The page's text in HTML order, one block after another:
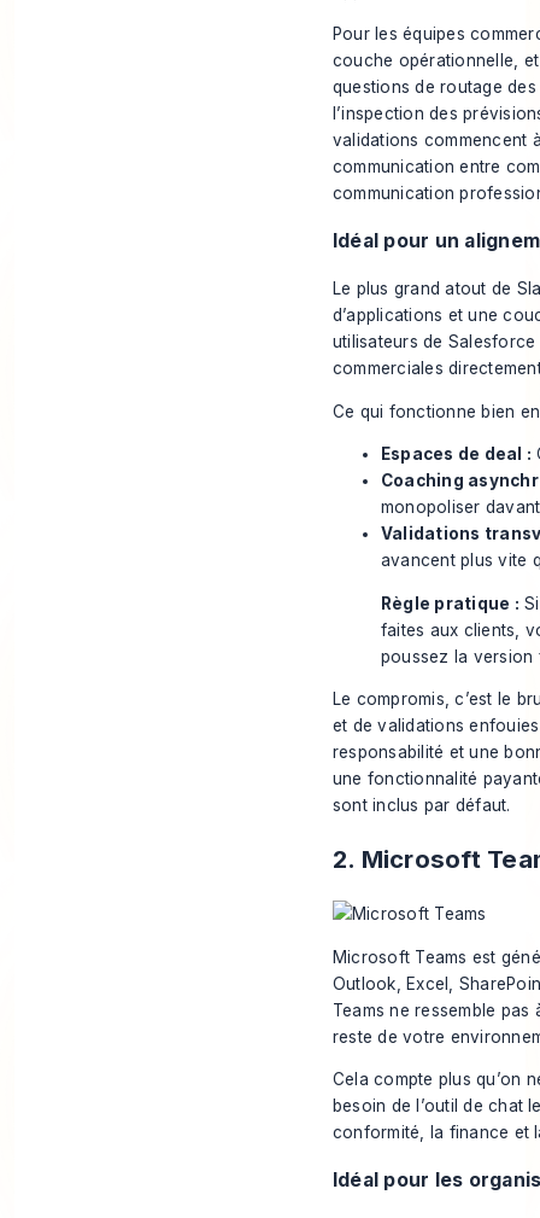
Pour les équipes
couche opérationnelle, et
questions de routage
l’inspection des
validations commencent
communication entre
communication
Idéal pour un
Le plus grand atout de
d’applications et une
utilisateurs de
commerciales
Ce qui fonctionne bien
Espaces de deal :
Coaching
monopoliser
Validations
avancent plus vite
Règle pratique :
faites aux clients,
poussez la version
Le compromis, c’est le
et de validations
responsabilité et une
une fonctionnalité
sont inclus par défaut.
2. Microsoft
Microsoft Teams est
Outlook, Excel,
Teams ne ressemble
reste de votre
Cela compte plus qu’on
besoin de l’outil de chat
conformité, la finance et
Idéal pour les